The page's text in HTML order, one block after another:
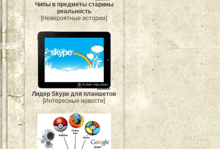
Чипы в предметы старины
реальность
[Невероятные истории]
Лидер Skype для планшетов
[Интересные новости]